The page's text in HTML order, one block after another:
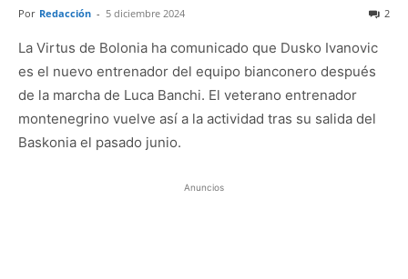
Por Redacción - 5 diciembre 2024 2
La Virtus de Bolonia ha comunicado que Dusko Ivanovic
es el nuevo entrenador del equipo bianconero después
de la marcha de Luca Banchi. El veterano entrenador
montenegrino vuelve así a la actividad tras su salida del
Baskonia el pasado junio.
Anuncios